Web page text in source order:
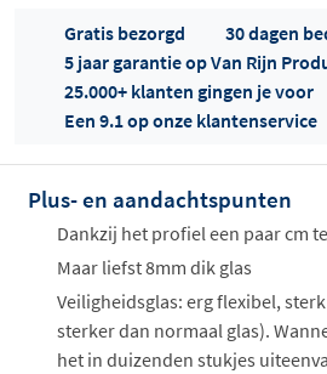
Offertes
ophalen...
Gratis bezorgd
30 dagen
5 jaar garantie op Van Rijn
25.000+ klanten gingen je voor
Een 9.1 op onze klantenservice
Plus- en aandachtspunten
Dankzij het profiel een paar cm
Maar liefst 8mm dik glas
Veiligheidsglas: erg flexibel,
sterker dan normaal glas).
het in duizenden stukjes